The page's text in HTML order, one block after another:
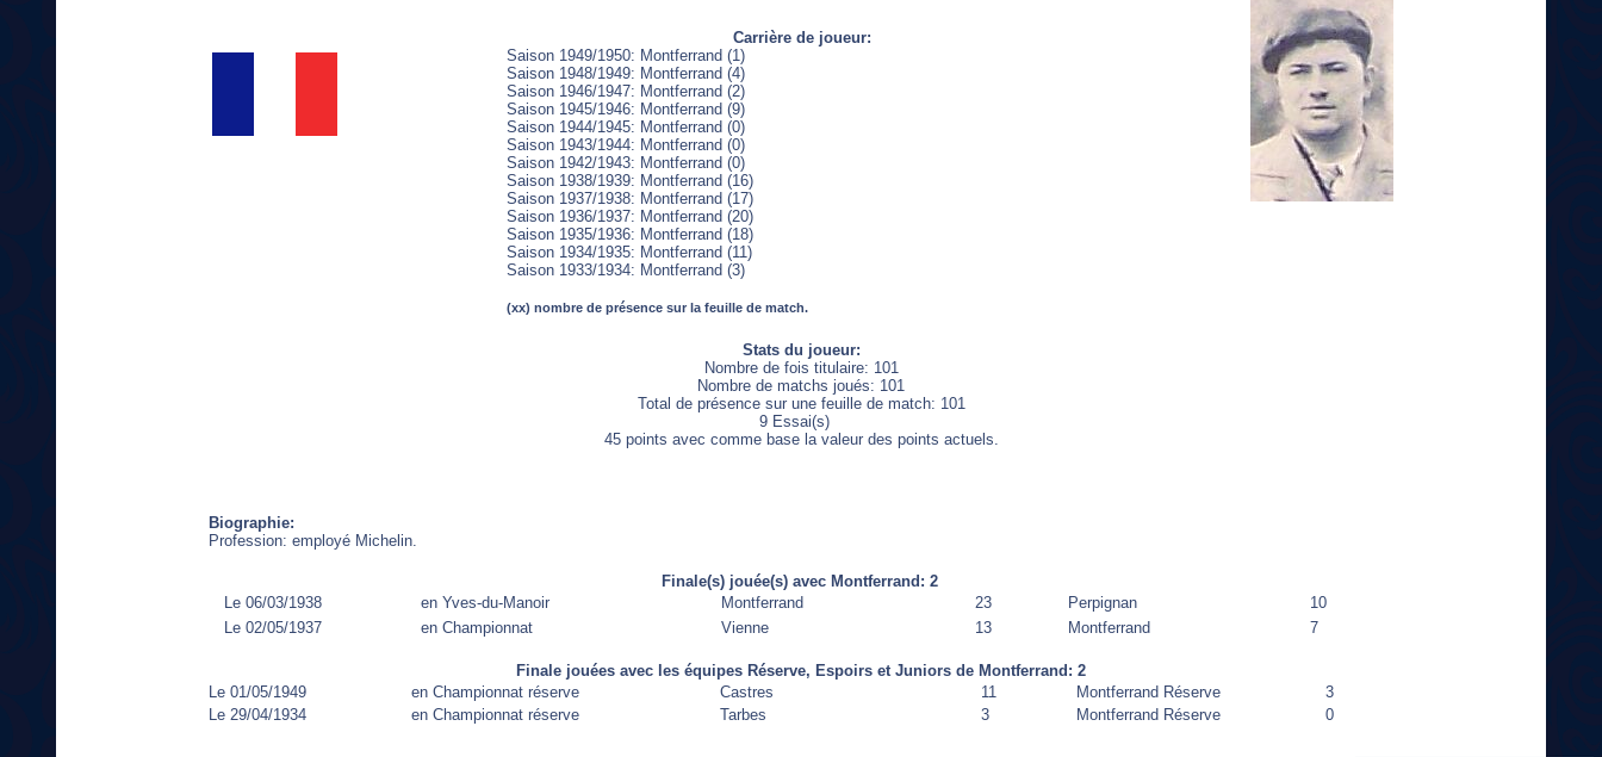
Carrière de joueur:
Saison 1949/1950: Montferrand (1)
Saison 1948/1949: Montferrand (4)
Saison 1946/1947: Montferrand (2)
Saison 1945/1946: Montferrand (9)
Saison 1944/1945: Montferrand (0)
Saison 1943/1944: Montferrand (0)
Saison 1942/1943: Montferrand (0)
Saison 1938/1939: Montferrand (16)
Saison 1937/1938: Montferrand (17)
Saison 1936/1937: Montferrand (20)
Saison 1935/1936: Montferrand (18)
Saison 1934/1935: Montferrand (11)
Saison 1933/1934: Montferrand (3)
(xx) nombre de présence sur la feuille de match.
Stats du joueur:
Nombre de fois titulaire: 101
Nombre de matchs joués: 101
Total de présence sur une feuille de match: 101
9 Essai(s)
45 points avec comme base la valeur des points actuels.
Biographie:
Profession: employé Michelin.
Finale(s) jouée(s) avec Montferrand: 2
Le 06/03/1938
en Yves-du-Manoir Montferrand 23 Perpignan
10
Le 02/05/1937
en Championnat Vienne 13 Montferrand 7
Finale jouées avec les équipes Réserve, Espoirs et Juniors de Montferrand: 2
Le 01/05/1949
en Championnat réserve Castres 11 Montferrand Réserve
3
Le 29/04/1934
en Championnat réserve Tarbes 3 Montferrand Réserve 0